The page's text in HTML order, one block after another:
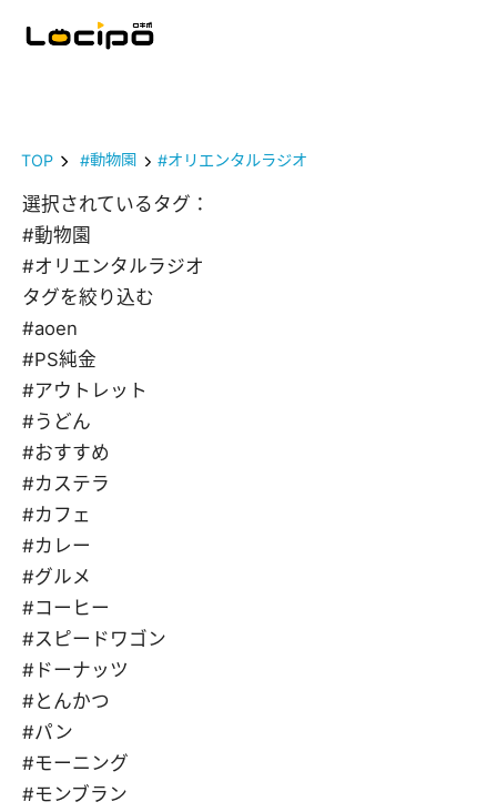
TOP #動物園 #オリエンタルラジオ
選択されているタグ：
#動物園
#オリエンタルラジオ
タグを絞り込む
#aoen
#PS純金
#アウトレット
#うどん
#おすすめ
#カステラ
#カフェ
#カレー
#グルメ
#コーヒー
#スピードワゴン
#ドーナッツ
#とんかつ
#パン
#モーニング
#モンブラン